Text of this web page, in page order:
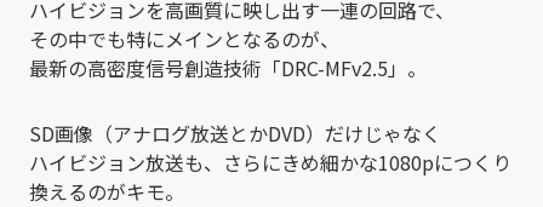
ハイビジョンを高画質に映し出す一連の回路で、
その中でも特にメインとなるのが、
最新の高密度信号創造技術「DRC-MFv2.5」。
SD画像（アナログ放送とかDVD）だけじゃなく
ハイビジョン放送も、さらにきめ細かな1080pにつくり
換えるのがキモ。